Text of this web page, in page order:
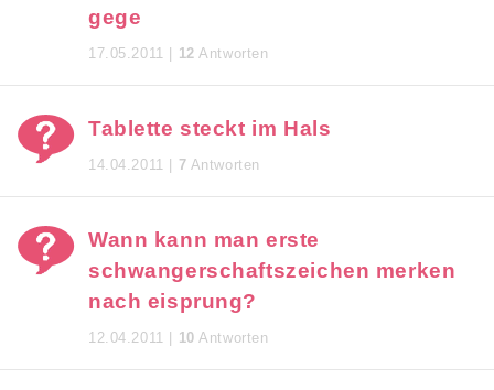
gege
17.05.2011 | 12 Antworten
Tablette steckt im Hals
14.04.2011 | 7 Antworten
Wann kann man erste
schwangerschaftszeichen merken
nach eisprung?
12.04.2011 | 10 Antworten